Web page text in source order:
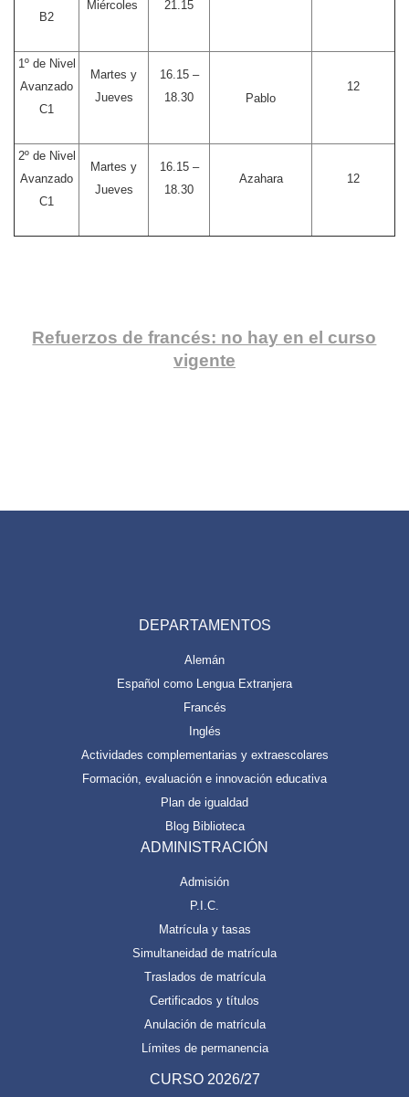
B2
Miércoles 21.15
1º de Nivel
Avanzado
C1
Martes y
Jueves
16.15 –
18.30
Pablo
12
2º de Nivel
Avanzado
C1
Martes y
Jueves
16.15 –
18.30
Azahara 12
Refuerzos de francés: no hay en el curso
vigente
DEPARTAMENTOS
Alemán
Español como Lengua Extranjera
Francés
Inglés
Actividades complementarias y extraescolares
Formación, evaluación e innovación educativa
Plan de igualdad
Blog Biblioteca
ADMINISTRACIÓN
Admisión
P.I.C.
Matrícula y tasas
Simultaneidad de matrícula
Traslados de matrícula
Certificados y títulos
Anulación de matrícula
Límites de permanencia
CURSO 2026/27